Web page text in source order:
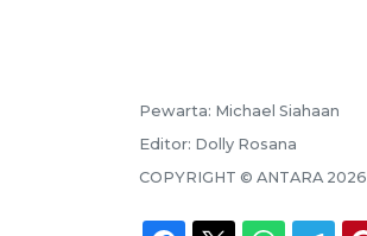
Pewarta: Michael Siahaan
Editor: Dolly Rosana
COPYRIGHT © ANTARA 2026